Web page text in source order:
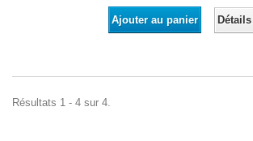
Ajouter au panier Détails
Résultats 1 - 4 sur 4.